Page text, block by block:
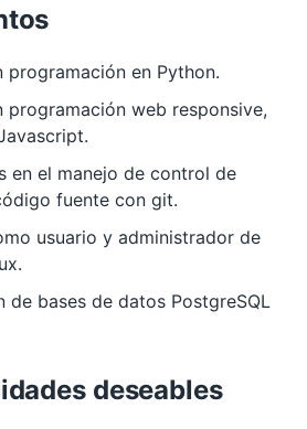
programación en Python.
programación web responsive,
en el manejo de control de
fuente con git.
usuario y administrador de
de bases de datos PostgreSQL
deseables